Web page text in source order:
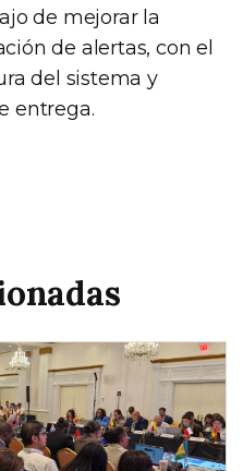
de mejorar la
de alertas, con el
del sistema y
entrega.